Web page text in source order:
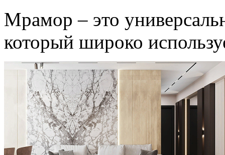
Мрамор – это
который широко